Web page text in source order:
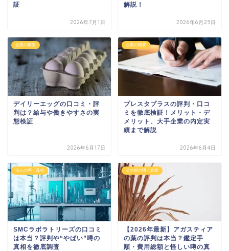
証
2026年7月1日
解説！
2026年6月25日
企業の概要
デイリーエッグの口コミ・評
判は？給与や働きやすさの実
態検証
2026年6月17日
企業の概要
プレスタプラスの評判・口コ
ミを徹底検証！メリット・デ
メリット、大手企業の内定実
績まで解説
2026年6月4日
法人の噂・真相
SMCラボラトリーズの口コミ
は本当？評判や“やばい”噂の
真相を徹底調査
その他の噂・真相
【2026年最新】アガスティア
の葉の評判は本当？鑑定手
順・費用総額と怪しい噂の真